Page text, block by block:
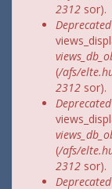
2312 sor).
(/afs/
2312 sor).
(/afs/
2312 sor).